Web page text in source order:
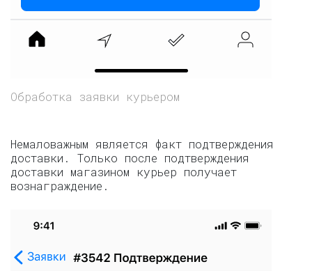
Обработка заявки курьером
Немаловажным является факт подтверждения
доставки. Только после подтверждения
доставки магазином курьер получает
вознаграждение.